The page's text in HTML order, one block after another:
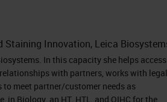
seeing or hearing the
right of the presentation
question box located on the
Staining Innovation, Leica
In this capacity she helps access
with partners, works with legal
meet partner/customer needs as
in Biology, an HT, HTL, and QIHC for the